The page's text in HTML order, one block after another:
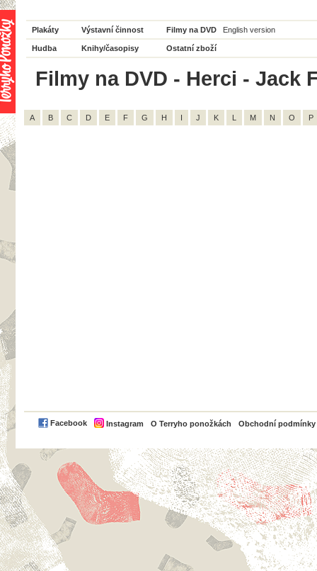
Plakáty Výstavní činnost Filmy na DVD English version
Hudba Knihy/časopisy Ostatní zboží
Filmy na DVD - Herci - Jack
A B C D E F G H I J K L M N O P
Facebook Instagram O Terryho ponožkách Obchodní podmínky
PayPal